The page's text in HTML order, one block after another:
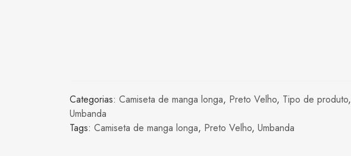
Categorias: Camiseta de manga longa, Preto Velho, Tipo de produto,
Umbanda
Tags: Camiseta de manga longa, Preto Velho, Umbanda